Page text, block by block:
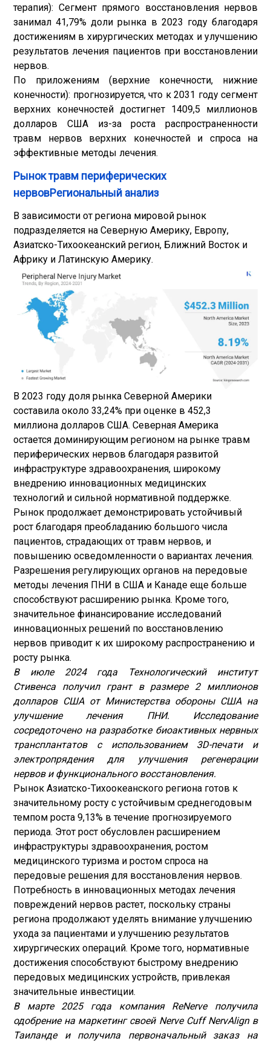
терапия): Сегмент прямого восстановления нервов
занимал 41,79% доли рынка в 2023 году благодаря
достижениям в хирургических методах и улучшению
результатов лечения пациентов при восстановлении
нервов.
По приложениям (верхние конечности, нижние
конечности): прогнозируется, что к 2031 году сегмент
верхних конечностей достигнет 1409,5 миллионов
долларов США из-за роста распространенности
травм нервов верхних конечностей и спроса на
эффективные методы лечения.
Рынок травм периферических
нервовРегиональный анализ
В зависимости от региона мировой рынок
подразделяется на Северную Америку, Европу,
Азиатско-Тихоокеанский регион, Ближний Восток и
Африку и Латинскую Америку.
В 2023 году доля рынка Северной Америки
составила около 33,24% при оценке в 452,3
миллиона долларов США. Северная Америка
остается доминирующим регионом на рынке травм
периферических нервов благодаря развитой
инфраструктуре здравоохранения, широкому
внедрению инновационных медицинских
технологий и сильной нормативной поддержке.
Рынок продолжает демонстрировать устойчивый
рост благодаря преобладанию большого числа
пациентов, страдающих от травм нервов, и
повышению осведомленности о вариантах лечения.
Разрешения регулирующих органов на передовые
методы лечения ПНИ в США и Канаде еще больше
способствуют расширению рынка. Кроме того,
значительное финансирование исследований
инновационных решений по восстановлению
нервов приводит к их широкому распространению и
росту рынка.
В июле 2024 года Технологический институт
Стивенса получил грант в размере 2 миллионов
долларов США от Министерства обороны США на
улучшение лечения ПНИ. Исследование
сосредоточено на разработке биоактивных нервных
трансплантатов с использованием 3D-печати и
электропрядения для улучшения регенерации
нервов и функционального восстановления.
Рынок Азиатско-Тихоокеанского региона готов к
значительному росту с устойчивым среднегодовым
темпом роста 9,13% в течение прогнозируемого
периода. Этот рост обусловлен расширением
инфраструктуры здравоохранения, ростом
медицинского туризма и ростом спроса на
передовые решения для восстановления нервов.
Потребность в инновационных методах лечения
повреждений нервов растет, поскольку страны
региона продолжают уделять внимание улучшению
ухода за пациентами и улучшению результатов
хирургических операций. Кроме того, нормативные
достижения способствуют быстрому внедрению
передовых медицинских устройств, привлекая
значительные инвестиции.
В марте 2025 года компания ReNerve получила
одобрение на маркетинг своей Nerve Cuff NervAlign в
Таиланде и получила первоначальный заказ на